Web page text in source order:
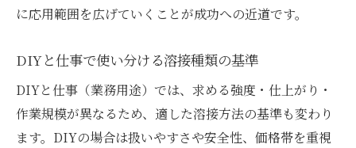
に応用範囲を広げていくことが成功への近道です。
DIYと仕事で使い分ける溶接種類の基準
DIYと仕事（業務用途）では、求める強度・仕上がり・
作業規模が異なるため、適した溶接方法の基準も変わり
ます。DIYの場合は扱いやすさや安全性、価格帯を重視